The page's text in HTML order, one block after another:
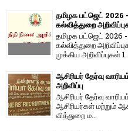
தமிழக பட்ஜெட் 2026
கல்வித்துறை
தமிழக பட்ஜெட் 2026
கல்வித்துறை
முக்கிய அறிவிப்புகள்
ஆசிரியர் தேர்வு
அறிவிப்பு
ஆசிரியர் தேர்வு
ஆசிரியர்​கள் மற்​றும்
வித்​துறை ம...